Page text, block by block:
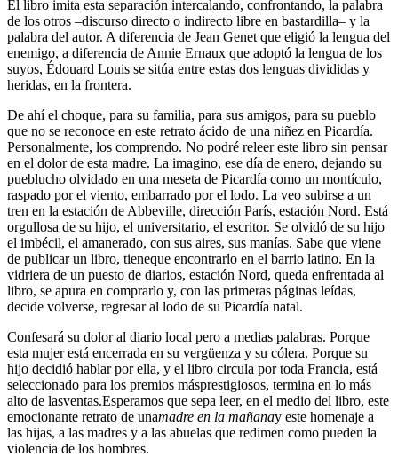
El libro imita esta separación intercalando, confrontando, la palabra
de los otros –discurso directo o indirecto libre en bastardilla– y la
palabra del autor. A diferencia de Jean Genet que eligió la lengua del
enemigo, a diferencia de Annie Ernaux que adoptó la lengua de los
suyos, Édouard Louis se sitúa entre estas dos lenguas divididas y
heridas, en la frontera.
De ahí el choque, para su familia, para sus amigos, para su pueblo
que no se reconoce en este retrato ácido de una niñez en Picardía.
Personalmente, los comprendo. No podré releer este libro sin pensar
en el dolor de esta madre. La imagino, ese día de enero, dejando su
pueblucho olvidado en una meseta de Picardía como un montículo,
raspado por el viento, embarrado por el lodo. La veo subirse a un
tren en la estación de Abbeville, dirección París, estación Nord. Está
orgullosa de su hijo, el universitario, el escritor. Se olvidó de su hijo
el imbécil, el amanerado, con sus aires, sus manías. Sabe que viene
de publicar un libro, tieneque encontrarlo en el barrio latino. En la
vidriera de un puesto de diarios, estación Nord, queda enfrentada al
libro, se apura en comprarlo y, con las primeras páginas leídas,
decide volverse, regresar al lodo de su Picardía natal.
Confesará su dolor al diario local pero a medias palabras. Porque
esta mujer está encerrada en su vergüenza y su cólera. Porque su
hijo decidió hablar por ella, y el libro circula por toda Francia, está
seleccionado para los premios másprestigiosos, termina en lo más
alto de lasventas.Esperamos que sepa leer, en el medio del libro, este
emocionante retrato de unamadre en la mañanay este homenaje a
las hijas, a las madres y a las abuelas que redimen como pueden la
violencia de los hombres.